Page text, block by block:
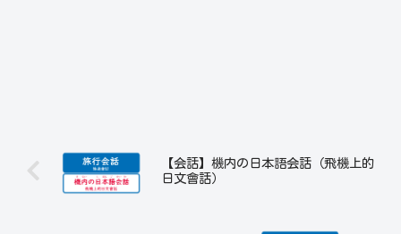
【会話】機内の日本語会話（飛機上的
日文會話）